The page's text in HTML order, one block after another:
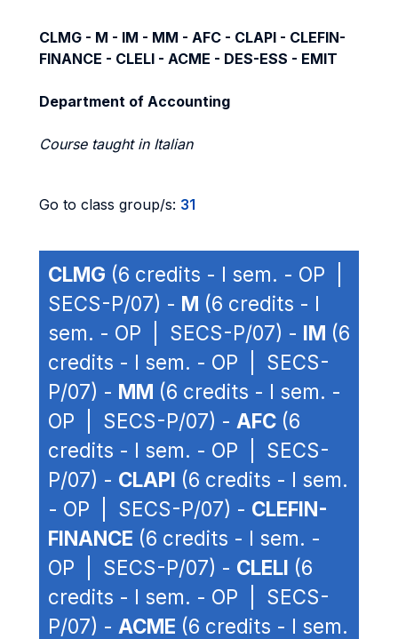
CLMG - M - IM - MM - AFC - CLAPI - CLEFIN-
FINANCE - CLELI - ACME - DES-ESS - EMIT
Department of Accounting
Course taught in Italian
Go to class group/s: 31
CLMG (6 credits - I sem. - OP |
SECS-P/07) - M (6 credits - I
sem. - OP | SECS-P/07) - IM (6
credits - I sem. - OP | SECS-
P/07) - MM (6 credits - I sem. -
OP | SECS-P/07) - AFC (6
credits - I sem. - OP | SECS-
P/07) - CLAPI (6 credits - I sem.
- OP | SECS-P/07) - CLEFIN-
FINANCE (6 credits - I sem. -
OP | SECS-P/07) - CLELI (6
credits - I sem. - OP | SECS-
P/07) - ACME (6 credits - I sem.